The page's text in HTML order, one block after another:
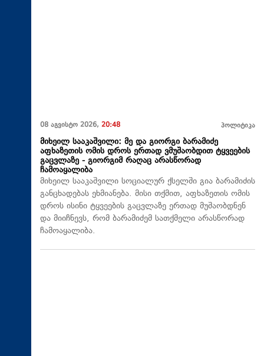
08 აგვისტო 2026, 20:48 პოლიტიკა
მიხეილ სააკაშვილი: მე და გიორგი ბარამიძე
აფხაზეთის ომის დროს ერთად ვმუშაობდით ტყვეების
გაცვლაზე - გიორგიმ რაღაც არასწორად
ჩამოაყალიბა
მიხეილ სააკაშვილი სოციალურ ქსელში გია ბარამიძის
განცხადებას ეხმიანება. მისი თქმით, აფხაზეთის ომის
დროს ისინი ტყვეების გაცვლაზე ერთად მუშაობდნენ
და მიიჩნევს, რომ ბარამიძემ სათქმელი არასწორად
ჩამოაყალიბა.